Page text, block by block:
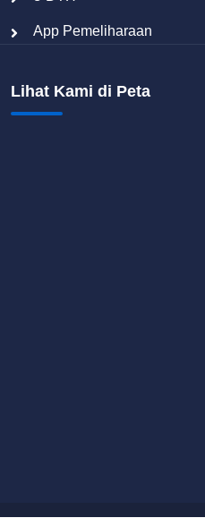
App Pemeliharaan
Lihat Kami di Peta